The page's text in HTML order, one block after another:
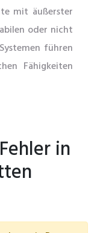
mit äußerster
oder nicht
führen
Fähigkeiten
in